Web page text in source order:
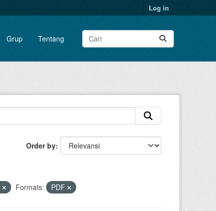
Log in
Grup Tentang
Order by
Formats: PDF